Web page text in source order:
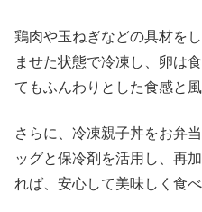
鶏肉や玉ねぎなどの具材を
ませた状態で冷凍し、卵は
てもふんわりとした食感と
さらに、冷凍親子丼をお弁
ッグと保冷剤を活用し、再
れば、安心して美味しく食べ